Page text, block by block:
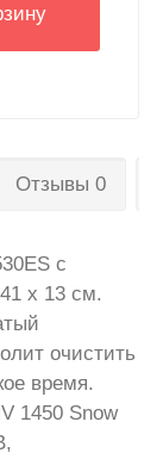
Отзывы 0
с
x 13 см.
очистить
время.
1450 Snow